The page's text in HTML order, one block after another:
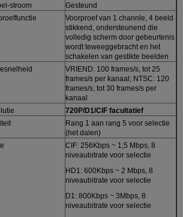
stroom
Gesteund
Voorproef van 1 channle, 4 beeld
stikkend, ondersteunend die
volledig scherm door gebeurtenis
wordt teweeggebracht en het
schakelen van gestikte beelden
VRIEND: 100 frames/s, tot 25
frames/s per kanaal; NTSC: 120
frames/s, tot 30 frames/s per
kanaal
720P/D1/CIF facultatief
Rang 1 aan rang 5 voor selectie
(het dalen)
CIF: 256Kbps ~ 1,5 Mbps, 8
niveaubitrate voor selectie
HD1: 600Kbps ~ 2 Mbps, 8
niveaubitrate voor selectie
D1: 800Kbps ~ 3Mbps, 8
niveaubitrate voor selectie